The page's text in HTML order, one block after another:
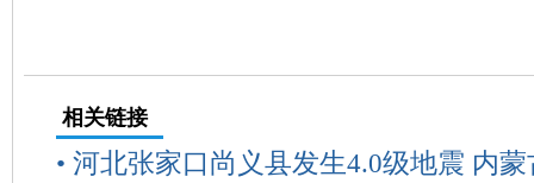
相关链接
• 河北张家口尚义县发生4.0级地震 内